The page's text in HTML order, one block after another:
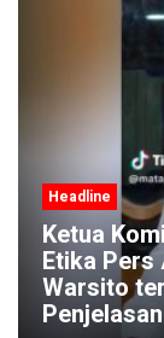
Headline
Ketua
Etika
Warsito